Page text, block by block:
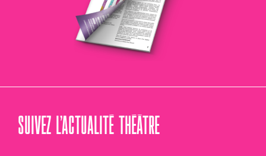
SUIVEZ L’ACTUALITÉ THÉÂTRE